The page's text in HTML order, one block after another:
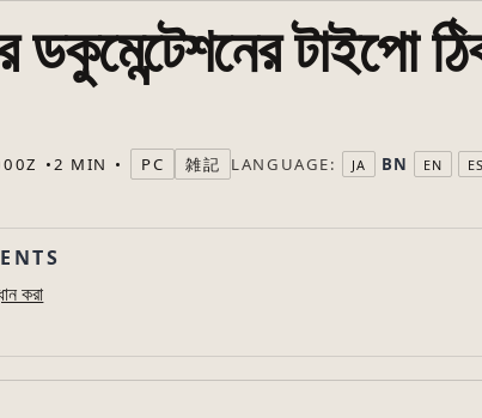
টাইপো
2 MIN PC 雑記 LANGUAGE: JA BN EN ES
করা